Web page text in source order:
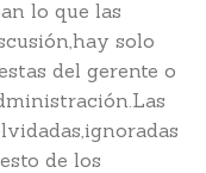
lo que las
solo
del gerente o
de los